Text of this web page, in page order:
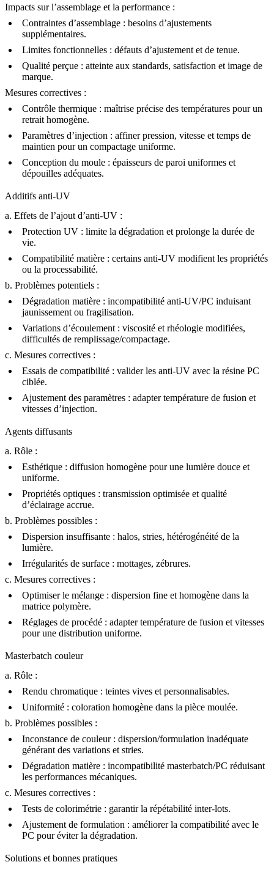
Impacts sur l’assemblage et la performance :
Contraintes d’assemblage : besoins d’ajustements
supplémentaires.
Limites fonctionnelles : défauts d’ajustement et de tenue.
Qualité perçue : atteinte aux standards, satisfaction et image de
marque.
Mesures correctives :
Contrôle thermique : maîtrise précise des températures pour un
retrait homogène.
Paramètres d’injection : affiner pression, vitesse et temps de
maintien pour un compactage uniforme.
Conception du moule : épaisseurs de paroi uniformes et
dépouilles adéquates.
Additifs anti-UV
a. Effets de l’ajout d’anti-UV :
Protection UV : limite la dégradation et prolonge la durée de
vie.
Compatibilité matière : certains anti-UV modifient les propriétés
ou la processabilité.
b. Problèmes potentiels :
Dégradation matière : incompatibilité anti-UV/PC induisant
jaunissement ou fragilisation.
Variations d’écoulement : viscosité et rhéologie modifiées,
difficultés de remplissage/compactage.
c. Mesures correctives :
Essais de compatibilité : valider les anti-UV avec la résine PC
ciblée.
Ajustement des paramètres : adapter température de fusion et
vitesses d’injection.
Agents diffusants
a. Rôle :
Esthétique : diffusion homogène pour une lumière douce et
uniforme.
Propriétés optiques : transmission optimisée et qualité
d’éclairage accrue.
b. Problèmes possibles :
Dispersion insuffisante : halos, stries, hétérogénéité de la
lumière.
Irrégularités de surface : mottages, zébrures.
c. Mesures correctives :
Optimiser le mélange : dispersion fine et homogène dans la
matrice polymère.
Réglages de procédé : adapter température de fusion et vitesses
pour une distribution uniforme.
Masterbatch couleur
a. Rôle :
Rendu chromatique : teintes vives et personnalisables.
Uniformité : coloration homogène dans la pièce moulée.
b. Problèmes possibles :
Inconstance de couleur : dispersion/formulation inadéquate
générant des variations et stries.
Dégradation matière : incompatibilité masterbatch/PC réduisant
les performances mécaniques.
c. Mesures correctives :
Tests de colorimétrie : garantir la répétabilité inter-lots.
Ajustement de formulation : améliorer la compatibilité avec le
PC pour éviter la dégradation.
Solutions et bonnes pratiques